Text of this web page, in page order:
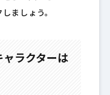
ましょう。
ラクターは